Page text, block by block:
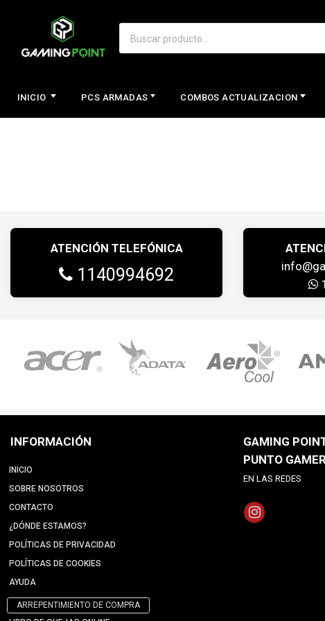
INICIO PCS ARMADAS COMBOS ACTUALIZACION
ATENCIÓN TELEFÓNICA
1140994692
INFORMACIÓN
INICIO
SOBRE NOSOTROS
CONTACTO
¿DÓNDE ESTAMOS?
POLÍTICAS DE PRIVACIDAD
POLÍTICAS DE COOKIES
AYUDA
ARREPENTIMIENTO DE COMPRA
GAMING
PUNTO
EN LAS REDES